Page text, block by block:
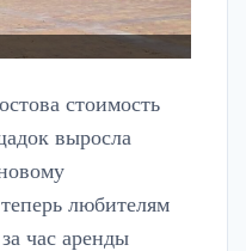
стоимость
выросла
любителям
час аренды